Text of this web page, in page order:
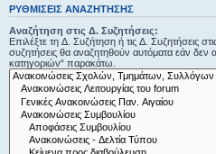
ΡΥΘΜΊΣΕΙΣ ΑΝΑΖΉΤΗΣΗΣ
Αναζήτηση στις Δ. Συζητήσεις:
Επιλέξτε τη Δ. Συζήτηση ή τις Δ. Συζητήσεις
συζητήσεις θα αναζητηθούν αυτόματα εάν
κατηγοριών“ παρακάτω.